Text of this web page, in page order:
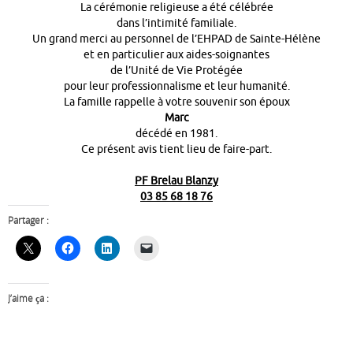
La cérémonie religieuse a été célébrée
dans l’intimité familiale.
Un grand merci au personnel de l’EHPAD de Sainte-Hélène
et en particulier aux aides-soignantes
de l’Unité de Vie Protégée
pour leur professionnalisme et leur humanité.
La famille rappelle à votre souvenir son époux
Marc
décédé en 1981.
Ce présent avis tient lieu de faire-part.
PF Brelau Blanzy
03 85 68 18 76
Partager :
J’aime ça :